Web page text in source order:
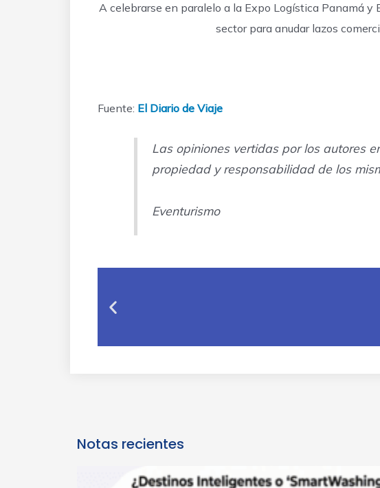
A celebrarse en paralelo a la Expo Logística Panamá
sector para anudar lazos
Fuente: El Diario de Viaje
Las opiniones vertidas por los autores
propiedad y responsabilidad de los
Eventurismo
Previous
slide
Notas recientes